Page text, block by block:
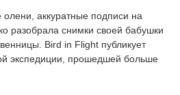
аккуратные подписи на
разобрала снимки своей бабушки
Bird in Flight публикует
экспедиции, прошедшей больше